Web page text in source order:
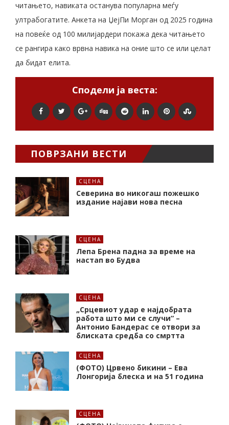
читањето, навиката останува популарна меѓу
ултрабогатите. Анкета на ЏејПи Морган од 2025 година
на повеќе од 100 милијардери покажа дека читањето
се рангира како врвна навика на оние што се или целат
да бидат елита.
Сподели ја веста:
ПОВРЗАНИ ВЕСТИ
СЦЕНА
Северина во никогаш пожешко
издание најави нова песна
СЦЕНА
Лепа Брена падна за време на
настап во Будва
СЦЕНА
„Срцевиот удар е најдобрата
работа што ми се случи“ –
Антонио Бандерас се отвори за
блиската средба со смртта
СЦЕНА
(ФОТО) Црвено бикини – Ева
Лонгорија блеска и на 51 година
СЦЕНА